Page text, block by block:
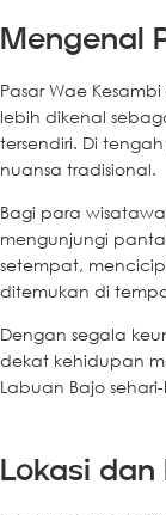
Mengenal
Pasar Wae
lebih dikenal
tersendiri. Di
nuansa tradisional.
Bagi para
mengunjungi
setempat,
ditemukan di
Dengan segala
dekat kehidupan
Labuan Bajo
Lokasi dan